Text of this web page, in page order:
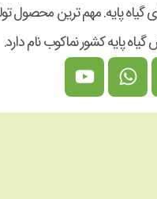
گیاه پایه. مهم ترین محصول
پایه کشور نماکوب نام دارد.